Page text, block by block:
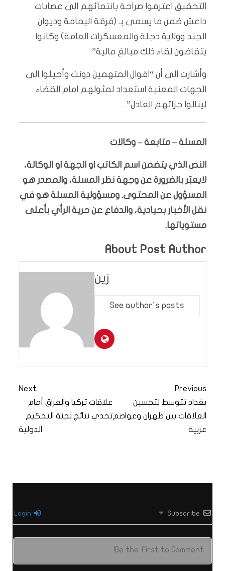
التحقيق اعترفوا صراحة بانتمائهم الى عصابات
داعش ضمن ما يسمى بـ (فرقة اليمامة وديوان
الجند وولاية دجلة والمعسكرات العامة) وكانوا
يتقاضون لقاء ذلك مبالغ مالية”.
وأشارت الى أن “اقوال المتهمين دونت وأحيلوا الى
الجهات المعنية استعداد لمثولهم امام القضاء
لينالوا جزائهم العادل”.
المسلة – متابعة – وكالات
النص الذي يتضمن اسم الكاتب او الجهة او الوكالة،
لايعبّر بالضرورة عن وجهة نظر المسلة، والمصدر هو
المسؤول عن المحتوى. ومسؤولية المسلة هو في
نقل الأخبار بحيادية، والدفاع عن حرية الرأي بأعلى
مستوياتها.
About Post Author
زين
See author's posts
Previous
بغداد تتوسط لتحسين
العلاقات بين طهران وعواصم
عربية
Next
علاقات تركيا والعراق أمام
تحدي نتائج لجنة التحكيم
الدولية
Subscribe